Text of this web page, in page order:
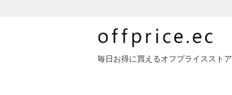
毎日お得に買えるオフプライスストア